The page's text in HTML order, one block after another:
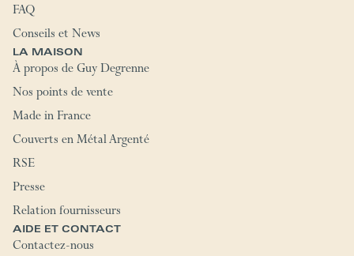
FAQ
Conseils et News
LA MAISON
À propos de Guy Degrenne
Nos points de vente
Made in France
Couverts en Métal Argenté
RSE
Presse
Relation fournisseurs
AIDE ET CONTACT
Contactez-nous